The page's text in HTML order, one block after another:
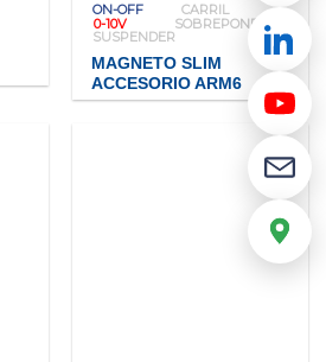
ON-OFF
CARRIL
0-10V
SOBREPONER
SUSPENDER
MAGNETO SLIM
ACCESORIO ARM6